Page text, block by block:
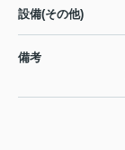
設備(その他)
備考